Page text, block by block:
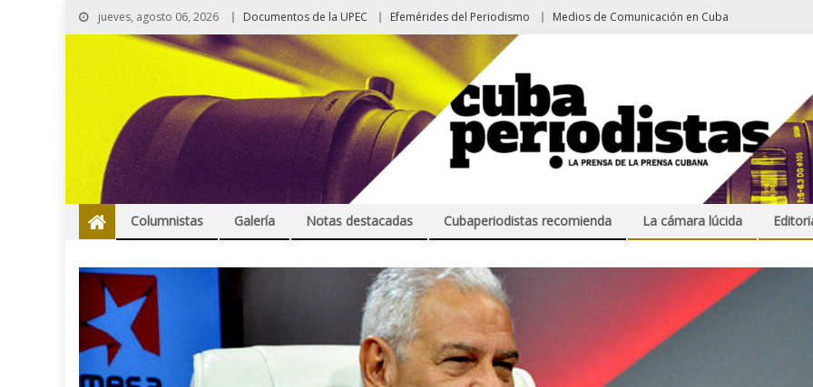
jueves, agosto 06, 2026 Documentos de la UPEC Efemérides del Periodismo Medios de Comunicación en Cuba
Columnistas Galería Notas destacadas Cubaperiodistas recomienda La cámara lúcida